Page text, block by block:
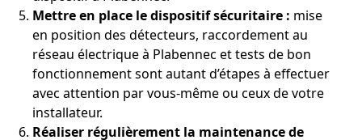
Mettre en place le dispositif sécuritaire : mise
en position des détecteurs, raccordement au
réseau électrique à Plabennec et tests de bon
fonctionnement sont autant d’étapes à effectuer
avec attention par vous-même ou ceux de votre
installateur.
Réaliser régulièrement la maintenance de